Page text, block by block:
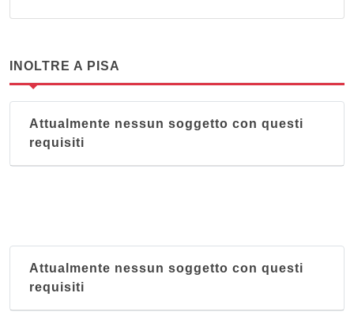
INOLTRE A PISA
Attualmente nessun soggetto con questi
requisiti
Attualmente nessun soggetto con questi
requisiti